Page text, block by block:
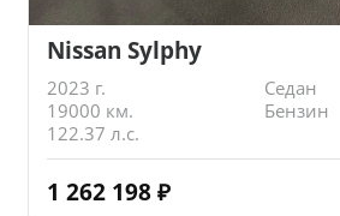
Nissan Sylphy
2023 г.
Седан
19000 км.
Бензин
122.37 л.с.
1 262 198 ₽